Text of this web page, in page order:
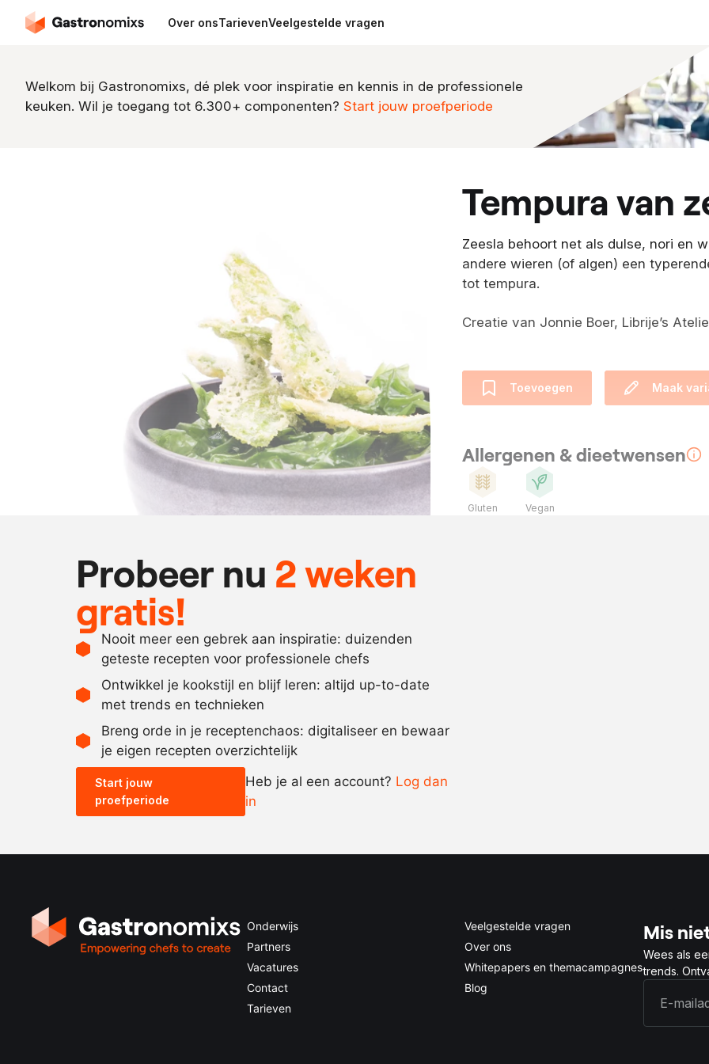
Over onsTarievenVeelgestelde vragen
Welkom bij Gastronomixs, dé plek voor inspiratie en kennis in de professionele
keuken. Wil je toegang tot 6.300+ componenten? Start jouw proefperiode
tempura van
Zeesla behoort net als dulse, nori en
andere wieren (of algen) een
tot tempura.
Creatie van Jonnie Boer, Librije’s
Toevoegen Maak
Allergenen & dieetwensen
Gluten Vegan
Probeer nu 2 weken
gratis!
Nooit meer een gebrek aan inspiratie: duizenden
geteste recepten voor professionele chefs
Ontwikkel je kookstijl en blijf leren: altijd up-to-date
met trends en technieken
Breng orde in je receptenchaos: digitaliseer en bewaar
je eigen recepten overzichtelijk
Start jouw
proefperiode
Heb je al een account? Log dan
in
Onderwijs
Partners
Vacatures
Contact
Tarieven
Veelgestelde vragen
Over ons
Whitepapers en themacampagnes
Blog
Mis
Wees als
trends.